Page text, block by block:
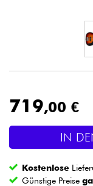
Licht
719,00 €
IN
Kostenlose
Günstige Preise